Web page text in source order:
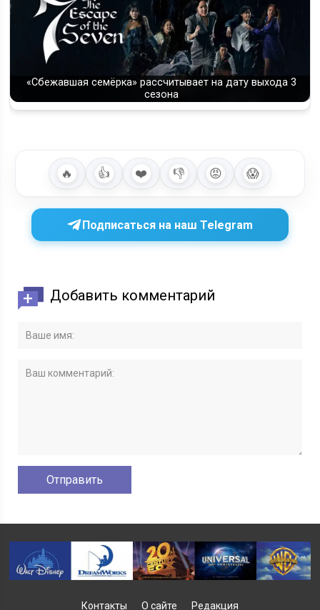
«Сбежавшая семёрка» рассчитывает на дату выхода 3
сезона
🔥 👍 ❤️ 👎 😡 😱
Подписаться на наш Telegram
Добавить комментарий
Контакты О сайте Редакция